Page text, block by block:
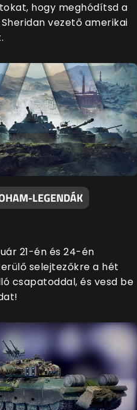
hogy meghódítsd a
vezető amerikai
LEGENDÁK
21-én és 24-én
selejtezőkre a hét
csapatoddal, és vesd be